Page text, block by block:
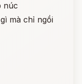
núc
mà chỉ ngồi